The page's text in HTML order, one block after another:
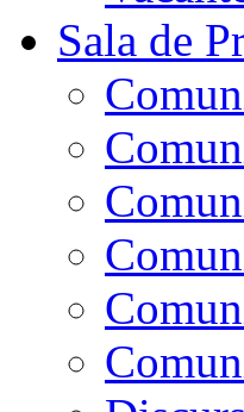
Sala de